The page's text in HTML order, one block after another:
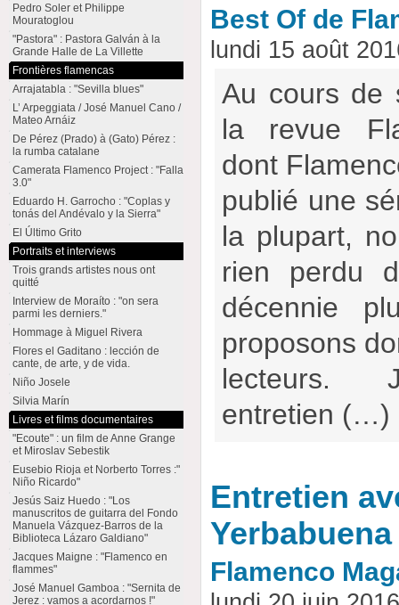
Best Of de
lundi 15 août
Au cours de
la revue
dont
publié une
la plupart,
rien perdu
décennie
proposons
lecteurs.
entretien (…)
Entretien
Yerbabuena
Flamenco
Pedro Soler et Philippe
Mouratoglou
"Pastora" : Pastora Galván à la
Grande Halle de La Villette
Frontières flamencas
Arrajatabla : "Sevilla blues"
L’ Arpeggiata / José Manuel Cano /
Mateo Arnáiz
De Pérez (Prado) à (Gato) Pérez :
la rumba catalane
Camerata Flamenco Project : "Falla
3.0"
Eduardo H. Garrocho : "Coplas y
tonás del Andévalo y la Sierra"
El Último Grito
Portraits et interviews
Trois grands artistes nous ont
quitté
Interview de Moraíto : "on sera
parmi les derniers."
Hommage à Miguel Rivera
Flores el Gaditano : lección de
cante, de arte, y de vida.
Niño Josele
Silvia Marín
Livres et films documentaires
"Ecoute" : un film de Anne Grange
et Miroslav Sebestik
Eusebio Rioja et Norberto Torres :"
Niño Ricardo"
Jesús Saiz Huedo : "Los
manuscritos de guitarra del Fondo
Manuela Vázquez-Barros de la
Biblioteca Lázaro Galdiano"
Jacques Maigne : "Flamenco en
flammes"
José Manuel Gamboa : "Sernita de
Jerez : vamos a acordarnos !"